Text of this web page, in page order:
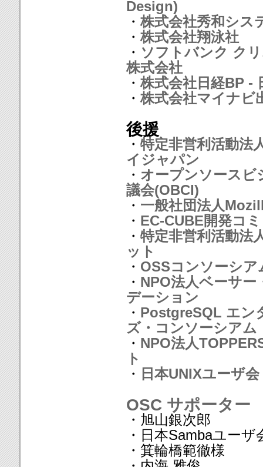
Design)
・ 株式会社秀和シス
・ 株式会社翔泳社
・ ソフトバンク ク
株式会社
・ 株式会社日経BP -
・ 株式会社マイナビ
後援
・ 特定非営利活動法
イジャパン
・ オープンソースビ
議会(OBCI)
・ 一般社団法人
・ EC-CUBE開発コ
・ 特定非営利活動法
ット
・ OSSコンソーシア
・ NPO法人ベーサー
デーション
・ PostgreSQL エン
ズ・コンソーシアム
・ NPO法人
ト
・ 日本UNIXユーザ会
OSC サポーター
・旭山銀次郎
・日本Sambaユーザ
・箕輪橋範徹様